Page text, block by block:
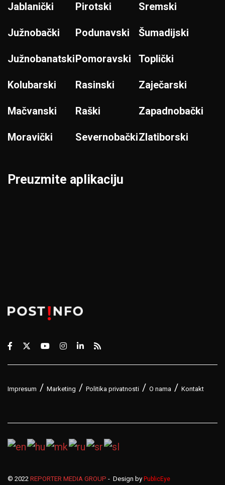
Jablanički
Južnobački
Južnobanatski
Kolubarski
Mačvanski
Moravički
Pirotski
Podunavski
Pomoravski
Rasinski
Raški
Severnobački
Sremski
Šumadijski
Toplički
Zaječarski
Zapadnobački
Zlatiborski
Preuzmite aplikaciju
Impresum Marketing Politika privatnosti O nama Kontakt
© 2022 REPORTER MEDIA GROUP - Design by PublicEye